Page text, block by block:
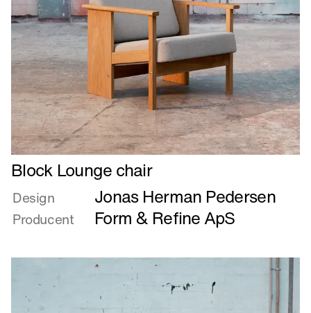
Læs
mere
om
Block
Lounge
Block Lounge chair
Design Jonas Herman Pedersen
Producent Form & Refine ApS